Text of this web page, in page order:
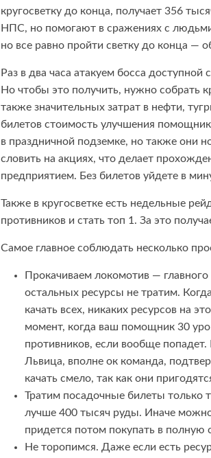
кругосветку до конца, получает 356
НПС, но помогают в сражениях с
но все равно пройти светку до конца —
Раз в два часа атакуем босса
Но чтобы это получить, нужно собрать
также значительных затрат в нефти,
билетов стоимость улучшения
в праздничной подземке, но также они
словить на акциях, что делает
предприятием. Без билетов уйдете в
Также в кругосветке есть недельные
противников и стать топ 1. За это
Самое главное соблюдать несколько
Прокачиваем локомотив —
остальных ресурсы не тратим.
качать всех, никаких ресурсов на
момент, когда ваш помощник 30
противников, если вообще
Львица, вполне ок команда,
качать смело, так как они
Тратим посадочные билеты только
лучше 400 тысяч руды. Иначе
придется потом покупать в полную
Не торопимся. Даже если есть